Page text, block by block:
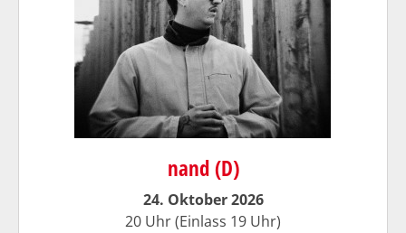
nand (D)
24. Oktober 2026
20 Uhr (Einlass 19 Uhr)